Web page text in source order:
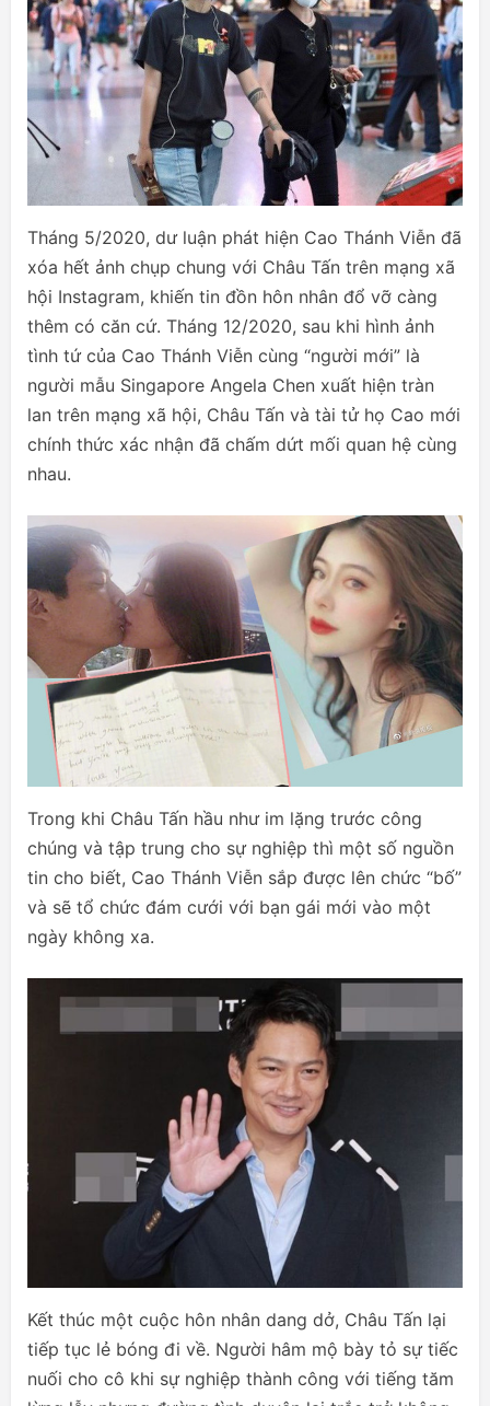
Tháng 5/2020, dư luận phát hiện Cao Thánh Viễn đã
xóa hết ảnh chụp chung với Châu Tấn trên mạng xã
hội Instagram, khiến tin đồn hôn nhân đổ vỡ càng
thêm có căn cứ. Tháng 12/2020, sau khi hình ảnh
tình tứ của Cao Thánh Viễn cùng “người mới” là
người mẫu Singapore Angela Chen xuất hiện tràn
lan trên mạng xã hội, Châu Tấn và tài tử họ Cao mới
chính thức xác nhận đã chấm dứt mối quan hệ cùng
nhau.
Trong khi Châu Tấn hầu như im lặng trước công
chúng và tập trung cho sự nghiệp thì một số nguồn
tin cho biết, Cao Thánh Viễn sắp được lên chức “bố”
và sẽ tổ chức đám cưới với bạn gái mới vào một
ngày không xa.
Kết thúc một cuộc hôn nhân dang dở, Châu Tấn lại
tiếp tục lẻ bóng đi về. Người hâm mộ bày tỏ sự tiếc
nuối cho cô khi sự nghiệp thành công với tiếng tăm